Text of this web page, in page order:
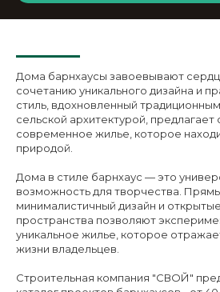
Дома барнхаусы завоевывают
сочетанию уникального дизайна и
стиль, вдохновленный
сельской архитектурой, предлагает
современное жилье, которое
природой.
Дома в стиле барнхаус — это
возможность для творчества.
минималистичный дизайн и открытые
пространства позволяют
уникальное жилье, которое
жизни владельцев.
Строительная компания "СВОЙ"